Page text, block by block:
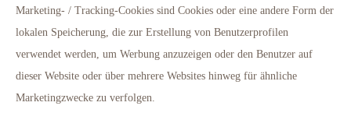
Marketing- / Tracking-Cookies sind Cookies oder eine andere Form der
lokalen Speicherung, die zur Erstellung von Benutzerprofilen
verwendet werden, um Werbung anzuzeigen oder den Benutzer auf
dieser Website oder über mehrere Websites hinweg für ähnliche
Marketingzwecke zu verfolgen.